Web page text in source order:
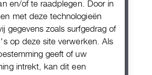
en/of te raadplegen. Door in
met deze technologieën
gegevens zoals surfgedrag of
op deze site verwerken. Als
geeft of uw
intrekt, kan dit een